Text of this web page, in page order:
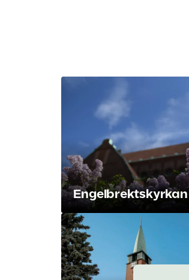
Engelbrektskyrkan